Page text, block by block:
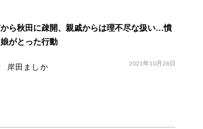
ら秋田に疎開、親戚からは理不尽な扱い…憤
がとった行動
岸田ましか 2021年10月28日